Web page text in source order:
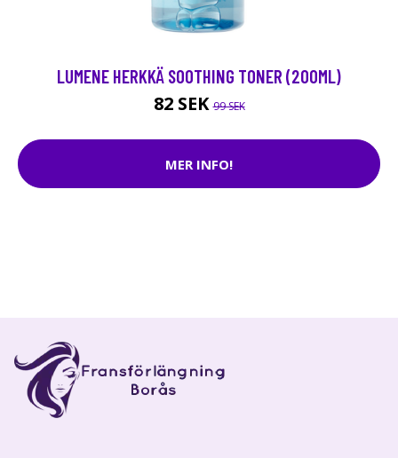
LUMENE HERKKÄ SOOTHING TONER (200ML)
82 SEK99 SEK
MER INFO!